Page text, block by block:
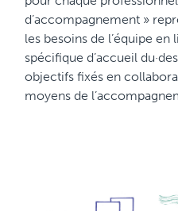
d’accompagnement »
les besoins de l’équipe en
spécifique d’accueil
objectifs fixés en
moyens de